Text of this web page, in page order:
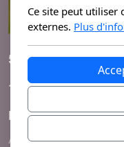
53 route du bois
1024 Ecublens
Menu principal
Accueil
Ce site peut utiliser
externes. Plus